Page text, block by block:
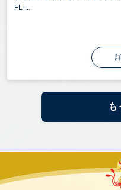
FL-...
も